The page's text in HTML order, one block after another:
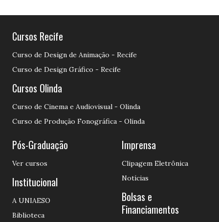
Cursos Recife
Curso de Design de Animação - Recife
Curso de Design Gráfico - Recife
Cursos Olinda
Curso de Cinema e Audiovisual - Olinda
Curso de Produção Fonográfica - Olinda
Pós-Graduação
Ver cursos
Institucional
A UNIAESO
Biblioteca
Imprensa
Clipagem Eletrônica
Notícias
Bolsas e
Financiamentos